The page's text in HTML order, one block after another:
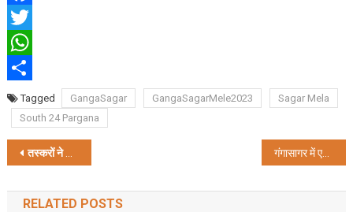
Facebook
Twitter
WhatsApp
ShareTagged GangaSagar GangaSagarMele2023
Sagar Mela
South 24 Pargana
Post
navigation
तस्करों ने एक महिला प्रहरी समेत तीन जवानों की हालत
गंगासागर में एक साथ होंगे बंगाल के पांच विख्यात मंदिरों के दर्शन
RELATED POSTS